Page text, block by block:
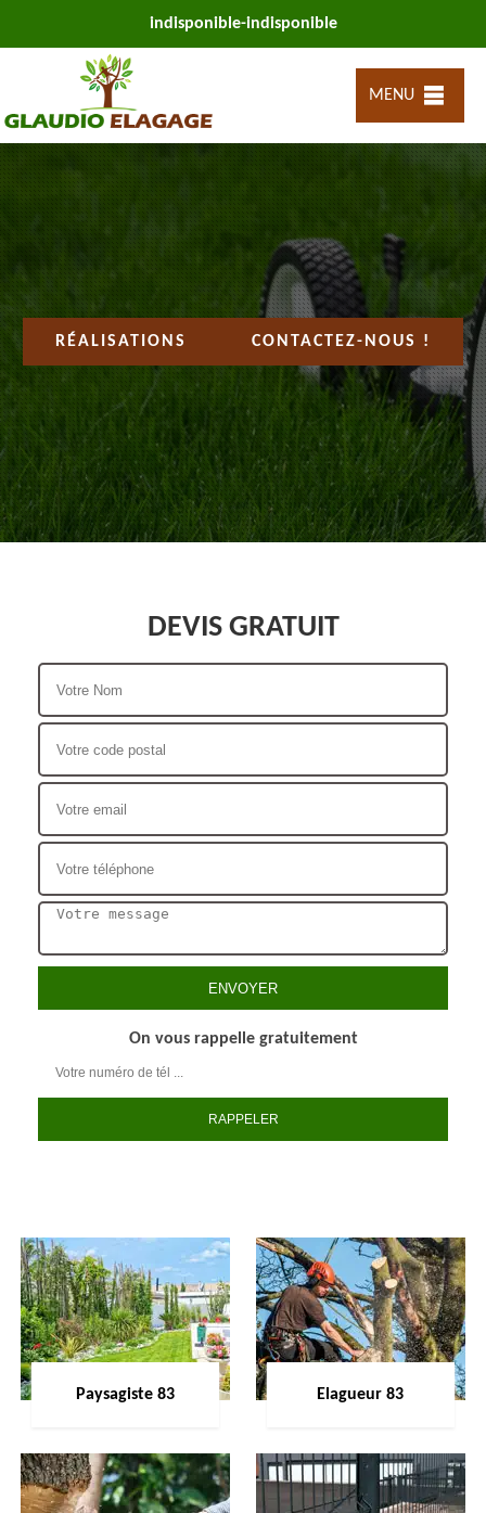
indisponible-indisponible
MENU
RÉALISATIONS CONTACTEZ-NOUS !
DEVIS GRATUIT
On vous rappelle gratuitement
Paysagiste 83 Elagueur 83